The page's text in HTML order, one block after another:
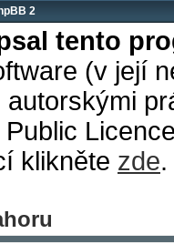
2
tento
(v její
autorskými
klikněte zde.